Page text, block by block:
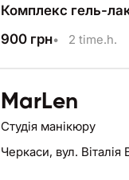
Комплекс гель-
900 грн• 2 time.h.
MarLen
Студія манікюру
Черкаси, вул. Віталія